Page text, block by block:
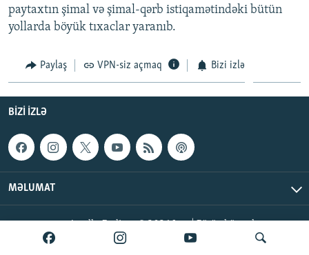
İZ - MƏDƏNIYYƏT PROQRAMI
MATERIALLARIMIZDAN ISTIFADƏ
AZADLIQRADIOSU MOBIL TELEFONUNUZDA
BIZIMLƏ ƏLAQƏ
XƏBƏR BÜLLETENLƏRIMIZ
RFE/RL-in bütün saytları
paytaxtın şimal və şimal-qərb istiqamətindəki bütün
yollarda böyük tıxaclar yaranıb.
Paylaş VPN-siz açmaq Bizi izlə
BIZI IZLƏ
MƏLUMAT
AzadlıqRadiosu © 2026 Inc. | Bütün hüquqlar qorunur